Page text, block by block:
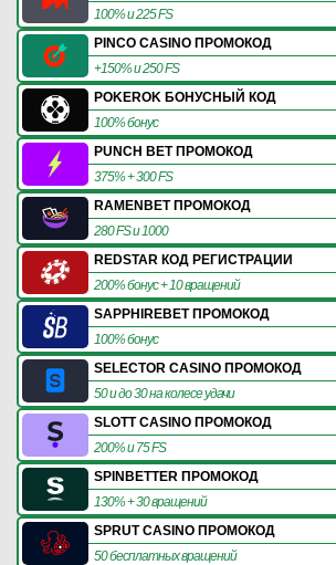
100% и 225 FS
PINCO CASINO ПРОМОКОД
+150% и 250 FS
POKEROK БОНУСНЫЙ КОД
100% бонус
PUNCH BET ПРОМОКОД
375% + 300 FS
RAMENBET ПРОМОКОД
280 FS и 1000
REDSTAR КОД РЕГИСТРАЦИИ
200% бонус + 10 вращений
SAPPHIREBET ПРОМОКОД
100% бонус
SELECTOR CASINO ПРОМОКОД
50 и до 30 на колесе удачи
SLOTT CASINO ПРОМОКОД
200% и 75 FS
SPINBETTER ПРОМОКОД
130% + 30 вращений
SPRUT CASINO ПРОМОКОД
50 бесплатных вращений